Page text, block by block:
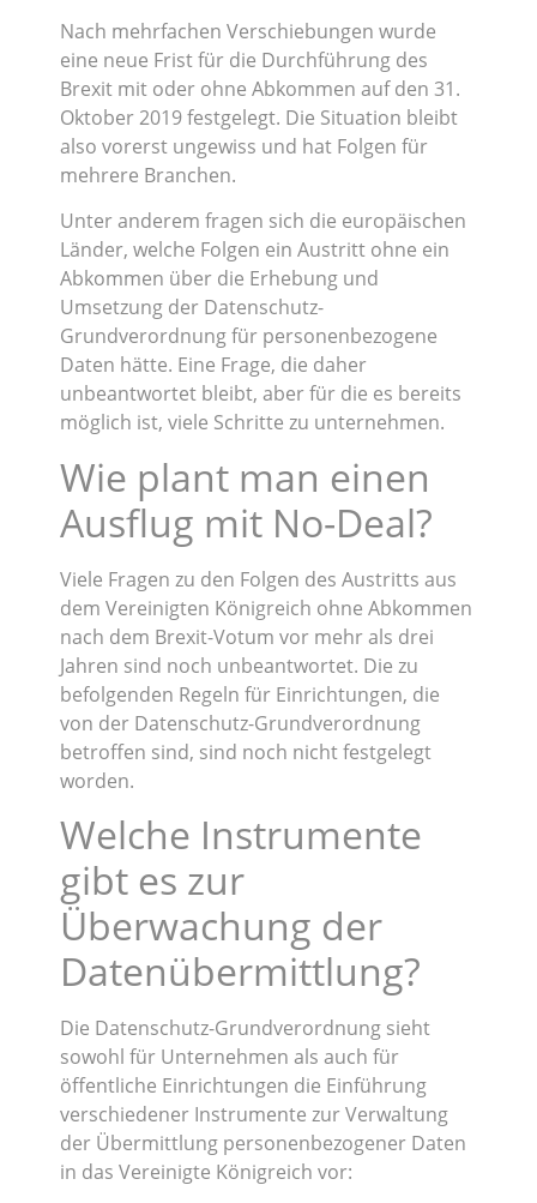
Nach mehrfachen Verschiebungen wurde
eine neue Frist für die Durchführung des
Brexit mit oder ohne Abkommen auf den 31.
Oktober 2019 festgelegt. Die Situation bleibt
also vorerst ungewiss und hat Folgen für
mehrere Branchen.
Unter anderem fragen sich die europäischen
Länder, welche Folgen ein Austritt ohne ein
Abkommen über die Erhebung und
Umsetzung der Datenschutz-
Grundverordnung für personenbezogene
Daten hätte. Eine Frage, die daher
unbeantwortet bleibt, aber für die es bereits
möglich ist, viele Schritte zu unternehmen.
Wie plant man einen
Ausflug mit No-Deal?
Viele Fragen zu den Folgen des Austritts aus
dem Vereinigten Königreich ohne Abkommen
nach dem Brexit-Votum vor mehr als drei
Jahren sind noch unbeantwortet. Die zu
befolgenden Regeln für Einrichtungen, die
von der Datenschutz-Grundverordnung
betroffen sind, sind noch nicht festgelegt
worden.
Welche Instrumente
gibt es zur
Überwachung der
Datenübermittlung?
Die Datenschutz-Grundverordnung sieht
sowohl für Unternehmen als auch für
öffentliche Einrichtungen die Einführung
verschiedener Instrumente zur Verwaltung
der Übermittlung personenbezogener Daten
in das Vereinigte Königreich vor: